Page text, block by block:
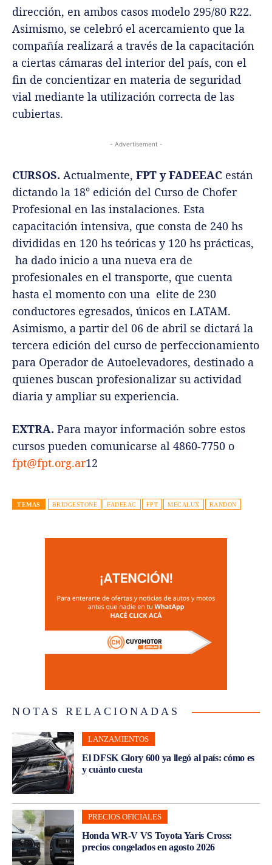
dirección, en ambos casos modelo 295/80 R22.
Asimismo, se celebró el acercamiento que la
compañía realizará a través de la capacitación
a ciertas cámaras del interior del país, con el
fin de concientizar en materia de seguridad
vial mediante la utilización correcta de las
cubiertas.
- Advertisement -
CURSOS. Actualmente, FPT y FADEEAC están
dictando la 18° edición del Curso de Chofer
Profesional en las instalaciones. Esta
capacitación intensiva, que consta de 240 hs
divididas en 120 hs teóricas y 120 hs prácticas,
ha dado inicio a una nueva era de
profesionales en el transporte, que cuenta
hasta el momento con una elite de 230
conductores egresados, únicos en LATAM.
Asimismo, a partir del 06 de abril se dictará la
tercera edición del curso de perfeccionamiento
para Operador de Autoelevadores, destinado a
quienes buscan profesionalizar su actividad
diaria y ampliar su experiencia.
EXTRA. Para mayor información sobre estos
cursos pueden comunicarse al 4860-7750 o
fpt@fpt.org.ar12
TEMAS BRIDGESTONE FADEEAC FPT MECALUX RANDON
NOTAS RELACIONADAS
LANZAMIENTOS
El DFSK Glory 600 ya llegó al país: cómo es
y cuánto cuesta
PRECIOS OFICIALES
Honda WR-V VS Toyota Yaris Cross:
precios congelados en agosto 2026